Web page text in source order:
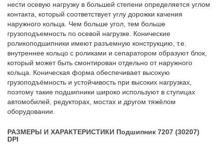
нести осевую нагрузку в большей степени определяется углом
контакта, который соответствует углу дорожки качения
наружного кольца. Чем больше угол, тем больше
грузоподъемность по осевой нагрузке. Конические
роликоподшипники имеют разъемную конструкцию, т.е.
внутреннее кольцо с роликами и сепаратором образуют блок,
который может быть смонтирован отдельно от наружного
кольца. Коническая форма обеспечивает высокую
грузоподъёмность и устойчивость при высоких нагрузках,
поэтому такие подшипники широко используют в ступицах
автомобилей, редукторах, мостах и другом тяжёлом
оборудовании.
РАЗМЕРЫ И ХАРАКТЕРИСТИКИ Подшипник 7207 (30207)
DPI